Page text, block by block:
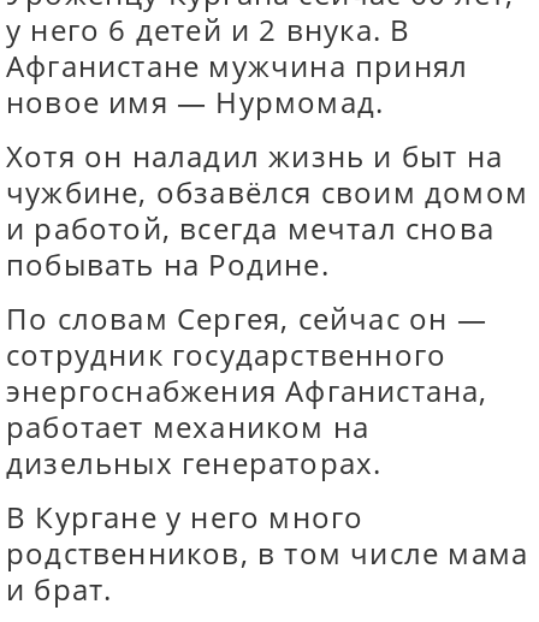
у него 6 детей и 2 внука. В
Афганистане мужчина принял
новое имя — Нурмомад.
Хотя он наладил жизнь и быт на
чужбине, обзавёлся своим домом
и работой, всегда мечтал снова
побывать на Родине.
По словам Сергея, сейчас он —
сотрудник государственного
энергоснабжения Афганистана,
работает механиком на
дизельных генераторах.
В Кургане у него много
родственников, в том числе мама
и брат.